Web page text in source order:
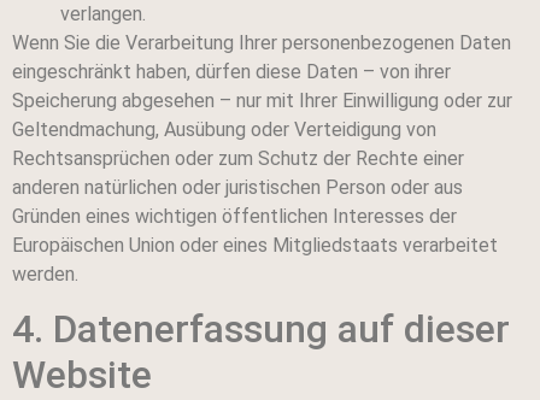
verlangen.
Wenn Sie die Verarbeitung Ihrer personenbezogenen Daten
eingeschränkt haben, dürfen diese Daten – von ihrer
Speicherung abgesehen – nur mit Ihrer Einwilligung oder zur
Geltendmachung, Ausübung oder Verteidigung von
Rechtsansprüchen oder zum Schutz der Rechte einer
anderen natürlichen oder juristischen Person oder aus
Gründen eines wichtigen öffentlichen Interesses der
Europäischen Union oder eines Mitgliedstaats verarbeitet
werden.
4. Datenerfassung auf dieser
Website